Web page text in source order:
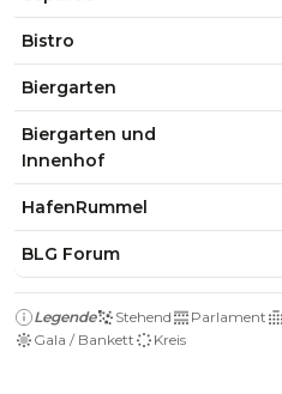
Bistro
Biergarten
Biergarten und
Innenhof
HafenRummel
BLG Forum
Legende Stehend Parlament
Gala / Bankett
Kreis